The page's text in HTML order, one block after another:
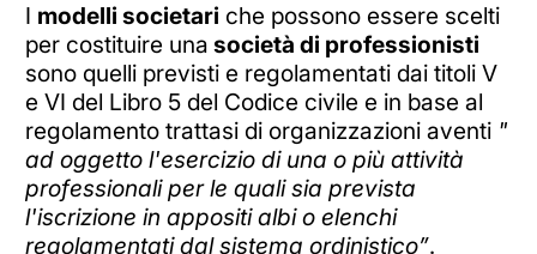
I modelli societari che possono essere scelti
per costituire una società di professionisti
sono quelli previsti e regolamentati dai titoli V
e VI del Libro 5 del Codice civile e in base al
regolamento trattasi di organizzazioni aventi"
ad oggetto l'esercizio di una o più attività
professionali per le quali sia prevista
l'iscrizione in appositi albi o elenchi
regolamentati dal sistema ordinistico”.